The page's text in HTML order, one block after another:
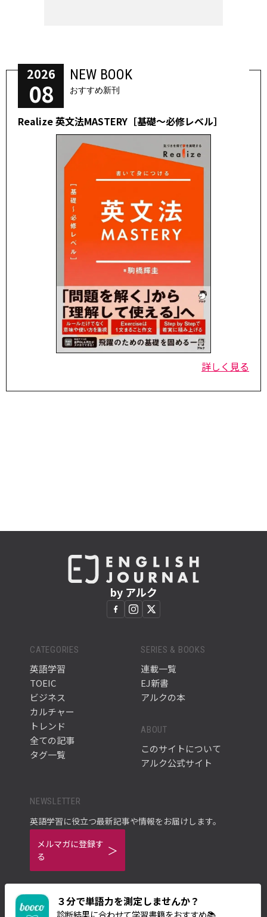
2026
08
NEW BOOK
おすすめ新刊
Realize 英文法MASTERY［基礎～必修レベル］
詳しく見る
３分で単語力を測定しませんか？
診断結果に合わせて学習書籍をおすすめ📚
by アルク
CATEGORIES
英語学習
TOEIC
ビジネス
カルチャー
トレンド
全ての記事
タグ一覧
SERIES & BOOKS
連載一覧
EJ新書
アルクの本
ABOUT
このサイトについて
アルク公式サイト
NEWSLETTER
英語学習に役立つ最新記事や情報をお届けします。
メルマガに登録す
る